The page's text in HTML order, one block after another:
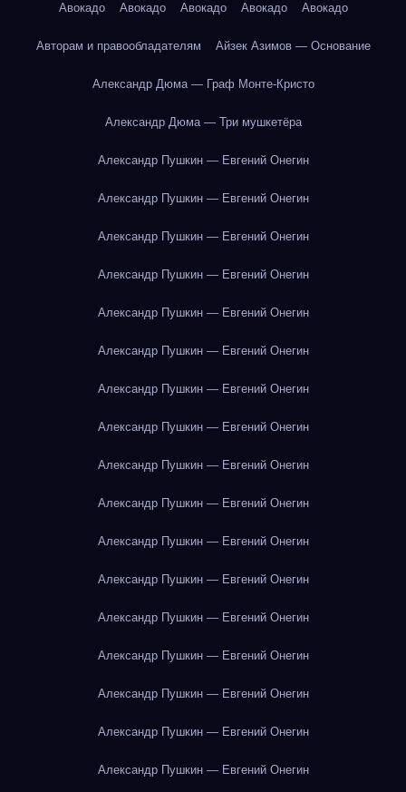
Авокадо Авокадо Авокадо Авокадо Авокадо
Авторам и правообладателям Айзек Азимов — Основание
Александр Дюма — Граф Монте-Кристо
Александр Дюма — Три мушкетёра
Александр Пушкин — Евгений Онегин
Александр Пушкин — Евгений Онегин
Александр Пушкин — Евгений Онегин
Александр Пушкин — Евгений Онегин
Александр Пушкин — Евгений Онегин
Александр Пушкин — Евгений Онегин
Александр Пушкин — Евгений Онегин
Александр Пушкин — Евгений Онегин
Александр Пушкин — Евгений Онегин
Александр Пушкин — Евгений Онегин
Александр Пушкин — Евгений Онегин
Александр Пушкин — Евгений Онегин
Александр Пушкин — Евгений Онегин
Александр Пушкин — Евгений Онегин
Александр Пушкин — Евгений Онегин
Александр Пушкин — Евгений Онегин
Александр Пушкин — Евгений Онегин